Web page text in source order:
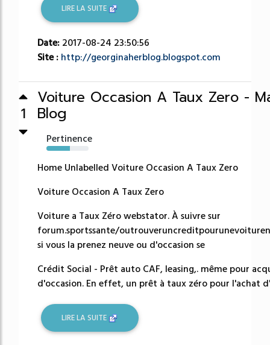
LIRE LA SUITE
Date: 2017-08-24 23:50:56
Site : http://georginaherblog.blogspot.com
1
Voiture Occasion A Taux Zero -
Blog
Pertinence
55%
Home Unlabelled Voiture Occasion A Taux Zero
Voiture Occasion A Taux Zero
Voiture a Taux Zéro webstator. À suivre sur
forum.sportssante/
si vous la prenez neuve ou d'occasion se
Crédit Social - Prêt auto CAF, leasing,. même pour
d'occasion. En effet, un prêt à taux zéro pour l'achat
LIRE LA SUITE